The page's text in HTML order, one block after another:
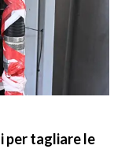
per tagliare le